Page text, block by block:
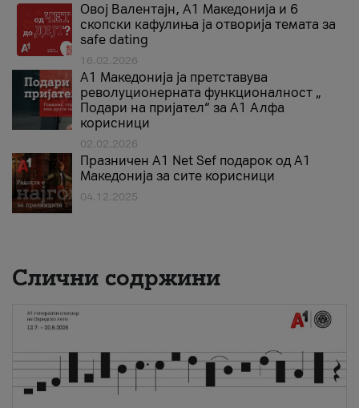
Овој Валентајн, A1 Македонија и 6
скопски кафулиња ја отворија темата за
safe dating
16.02.2026
А1 Македонија ја претставува
револуционерната функционалност „
Подари на пријател“ за А1 Алфа
корисници
02.02.2026
Празничен A1 Net Sеf подарок од А1
Македонија за сите корисници
04.12.2025
Слични содржини